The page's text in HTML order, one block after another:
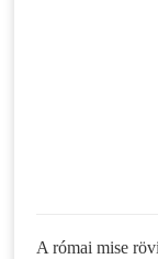
A római mise